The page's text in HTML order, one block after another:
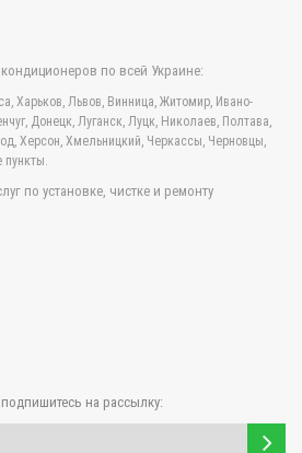
высококачественные кондиционеры.
Об их качестве и высокой надежности
лишь опираясь на тот факт, что в
Ballu встроены компрессоры японского
дает гарантию на многолетнее
только
аудитории, но и линейки мобильных
позволяют создать должную
без дополнительных затрат времени и
имеют привлекательный дизайн, который
с любым интерьером помещения.
делающей жизни миллионов людей
комплект поставки входит нужный пакет
по всей Украине:
Харьков, Львов, Винница, Житомир, Ивано-
Донецк, Луганск, Луцк, Николаев, Полтава,
Херсон, Хмельницкий, Черкассы, Черновцы,
пункты.
по установке, чистке и ремонту
на рассылку: